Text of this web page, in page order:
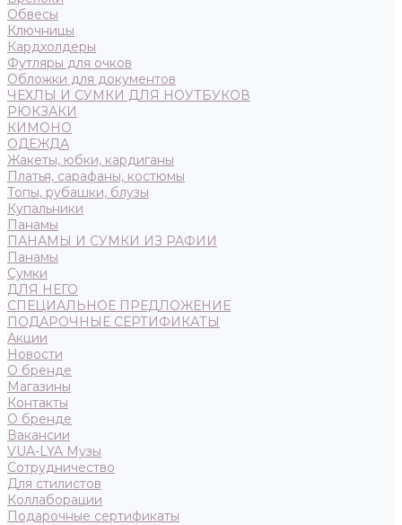
Обвесы
Ключницы
Кардхолдеры
Футляры для очков
Обложки для документов
ЧЕХЛЫ И СУМКИ ДЛЯ НОУТБУКОВ
РЮКЗАКИ
КИМОНО
ОДЕЖДА
Жакеты, юбки, кардиганы
Платья, сарафаны, костюмы
Топы, рубашки, блузы
Купальники
Панамы
ПАНАМЫ И СУМКИ ИЗ РАФИИ
Панамы
Сумки
ДЛЯ НЕГО
СПЕЦИАЛЬНОЕ ПРЕДЛОЖЕНИЕ
ПОДАРОЧНЫЕ СЕРТИФИКАТЫ
Акции
Новости
О бренде
Магазины
Контакты
О бренде
Вакансии
VUA-LYA Музы
Сотрудничество
Для стилистов
Коллаборации
Подарочные сертификаты